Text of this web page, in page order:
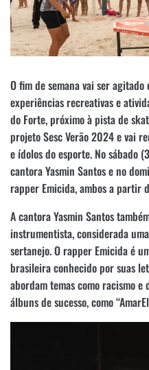
O fim de semana vai ser agitado
experiências recreativas e
do Forte, próximo à pista de
projeto Sesc Verão 2024 e vai
e ídolos do esporte. No sábado
cantora Yasmin Santos e no
rapper Emicida, ambos a partir
A cantora Yasmin Santos
instrumentista, considerada
sertanejo. O rapper Emicida é
brasileira conhecido por suas
abordam temas como racismo
álbuns de sucesso, como